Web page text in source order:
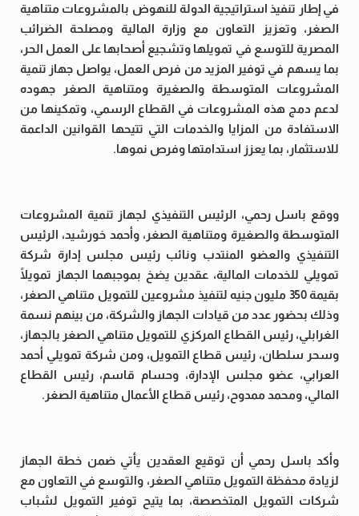
في إطار تنفيذ استراتيجية الدولة للنهوض بالمشروعات متناهية
الصغر، وتعزيز التعاون مع وزارة المالية ومصلحة الضرائب
المصرية للتوسع في تمويلها وتشجيع أصحابها على العمل الحر،
بما يسهم في توفير المزيد من فرص العمل، يواصل جهاز تنمية
المشروعات المتوسطة والصغيرة ومتناهية الصغر جهوده
لدعم دمج هذه المشروعات في القطاع الرسمي، وتمكينها من
الاستفادة من المزايا والخدمات التي تتيحها القوانين الداعمة
للاستثمار، بما يعزز استدامتها وفرص نموها.
ووقع باسل رحمي، الرئيس التنفيذي لجهاز تنمية المشروعات
المتوسطة والصغيرة ومتناهية الصغر، وأحمد خورشيد، الرئيس
التنفيذي والعضو المنتدب ونائب رئيس مجلس إدارة شركة
تمويلي للخدمات المالية، عقدين يضخ بموجبهما الجهاز تمويلًا
بقيمة 350 مليون جنيه لتنفيذ مشروعين للتمويل متناهي الصغر،
وذلك بحضور عدد من قيادات الجهاز والشركة، من بينهم نسمة
الغرابلي، رئيس القطاع المركزي للتمويل متناهي الصغر بالجهاز،
وسحر سلطان، رئيس قطاع التمويل، ومن شركة تمويلي أحمد
العرابي، عضو مجلس الإدارة، وحسام قاسم، رئيس القطاع
المالي، ومحمد ممدوح، رئيس قطاع الأعمال متناهية الصغر.
وأكد باسل رحمي أن توقيع العقدين يأتي ضمن خطة الجهاز
لزيادة محفظة التمويل متناهي الصغر، والتوسع في التعاون مع
شركات التمويل المتخصصة، بما يتيح توفير التمويل لشباب